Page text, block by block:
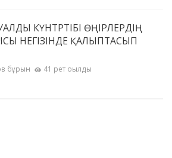
КҮНТӘРТІБІ ӨҢІРЛЕРДІҢ
НЕГІЗІНДЕ ҚАЛЫПТАСЫП
бұрын 41 рет оқылды